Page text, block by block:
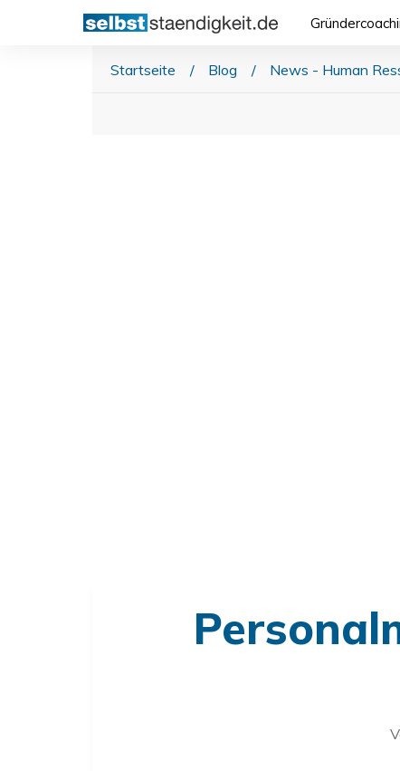
Startseite / Blog / News - Human